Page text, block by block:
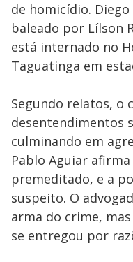
de homicídio.
baleado por Lílson
está internado no
Taguatinga em
Segundo relatos, o
desentendimentos
culminando em
Pablo Aguiar
premeditado, e a
suspeito. O
arma do crime,
se entregou por